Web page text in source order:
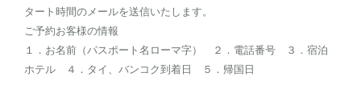
タート時間のメールを送信いたします。
ご予約お客様の情報
１．お名前（パスポート名ローマ字） ２．電話番号 ３．宿泊
ホテル ４．タイ、バンコク到着日 ５．帰国日